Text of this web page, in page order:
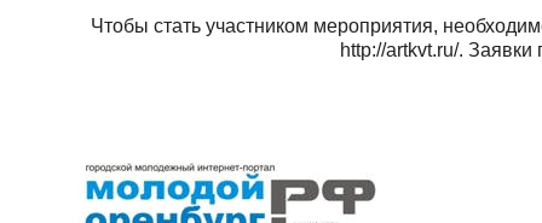
Чтобы стать участником мероприятия,
http://artkvt.ru/.